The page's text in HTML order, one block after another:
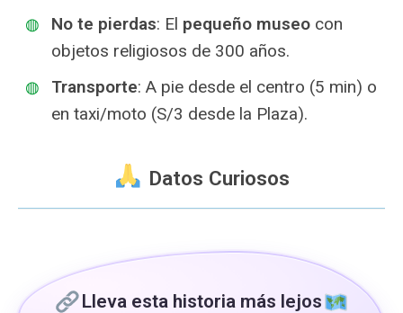
No te pierdas: El pequeño museo con
objetos religiosos de 300 años.
Transporte: A pie desde el centro (5 min) o
en taxi/moto (S/3 desde la Plaza).
Datos Curiosos
Lleva esta historia más lejos